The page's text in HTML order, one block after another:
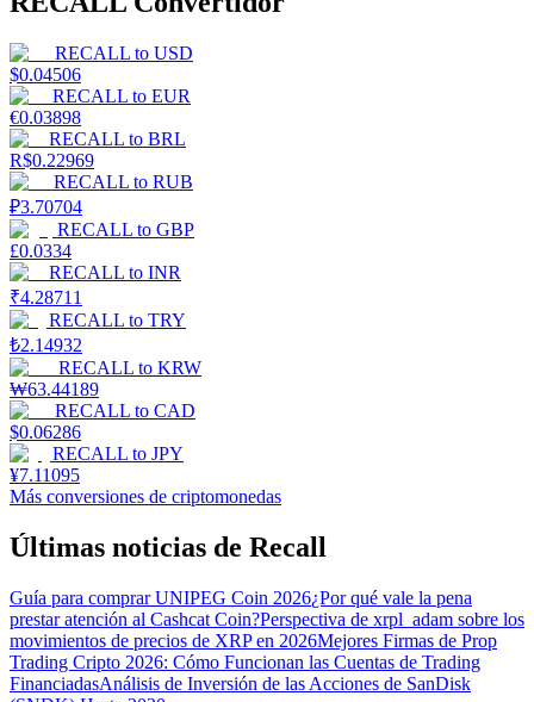
RECALL to USD
$0.04506
RECALL to EUR
€0.03898
RECALL to BRL
R$0.22969
RECALL to RUB
₽3.70704
RECALL to GBP
£0.0334
RECALL to INR
₹4.28711
RECALL to TRY
₺2.14932
RECALL to KRW
₩63.44189
RECALL to CAD
$0.06286
RECALL to JPY
¥7.11095
Más conversiones de criptomonedas
Últimas noticias de Recall
Guía para comprar UNIPEG Coin 2026¿Por qué vale la pena
prestar atención al Cashcat Coin?Perspectiva de xrpl_adam sobre los
movimientos de precios de XRP en 2026Mejores Firmas de Prop
Trading Cripto 2026: Cómo Funcionan las Cuentas de Trading
FinanciadasAnálisis de Inversión de las Acciones de SanDisk